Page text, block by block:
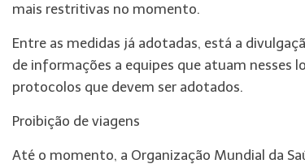
mais restritivas no momento.
Entre as medidas já adotadas, está a
de informações a equipes que atuam nesses
protocolos que devem ser adotados.
Proibição de viagens
Até o momento, a Organização Mundial da